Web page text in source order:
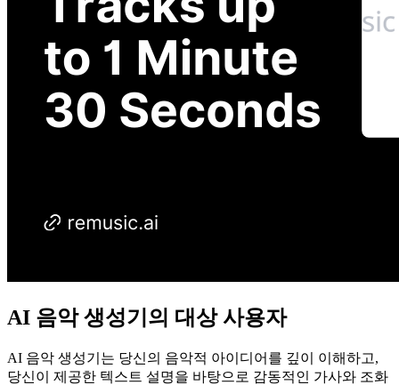
AI 음악 생성기의 대상 사용자
AI 음악 생성기는 당신의 음악적 아이디어를 깊이 이해하고,
당신이 제공한 텍스트 설명을 바탕으로 감동적인 가사와 조화